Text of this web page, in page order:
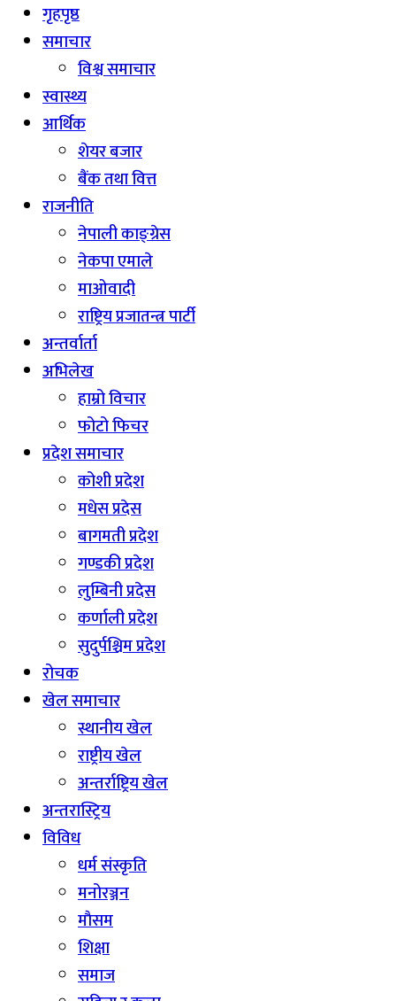
गृहपृष्ठ
समाचार
विश्व समाचार
स्वास्थ्य
आर्थिक
शेयर बजार
बैंक तथा वित्त
राजनीति
नेपाली काङ्ग्रेस
नेकपा एमाले
माओवादी
राष्ट्रिय प्रजातन्त्र पार्टी
अन्तर्वार्ता
अभिलेख
हाम्रो विचार
फोटो फिचर
प्रदेश समाचार
कोशी प्रदेश
मधेस प्रदेस
बागमती प्रदेश
गण्डकी प्रदेश
लुम्बिनी प्रदेस
कर्णाली प्रदेश
सुदुर्पश्चिम प्रदेश
रोचक
खेल समाचार
स्थानीय खेल
राष्ट्रीय खेल
अन्तर्राष्ट्रिय खेल
अन्तरास्ट्रिय
विविध
धर्म संस्कृति
मनोरञ्जन
माैसम
शिक्षा
समाज